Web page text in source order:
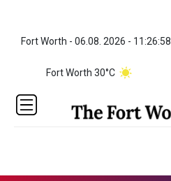
Fort Worth - 06.08. 2026 - 11:26:58
Fort Worth 30°C